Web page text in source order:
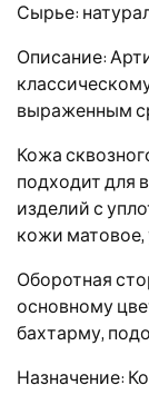
Сырье:
Описание:
выраженным
Кожа
подходит для
изделий с
кожи матовое,
Оборотная
основному
бахтарму,
Назначение: